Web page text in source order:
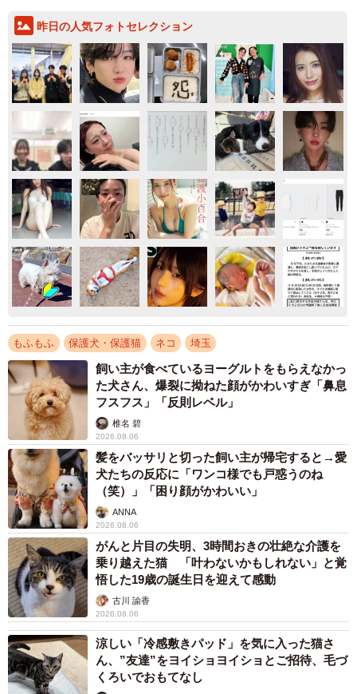
昨日の人気フォトセレクション
もふもふ 保護犬・保護猫 ネコ 埼玉
飼い主が食べているヨーグルトをもらえなかっ
た犬さん、爆裂に拗ねた顔がかわいすぎ「鼻息
フスフス」「反則レベル」
椎名 碧
2026.08.06
髪をバッサリと切った飼い主が帰宅すると→愛
犬たちの反応に「ワンコ様でも戸惑うのね
（笑）」「困り顔がかわいい」
ANNA
2026.08.06
がんと片目の失明、3時間おきの壮絶な介護を
乗り越えた猫 「叶わないかもしれない」と覚
悟した19歳の誕生日を迎えて感動
古川 諭香
2026.08.06
涼しい「冷感敷きパッド」を気に入った猫さ
ん、”友達”をヨイショヨイショとご招待、毛づ
くろいでおもてなし